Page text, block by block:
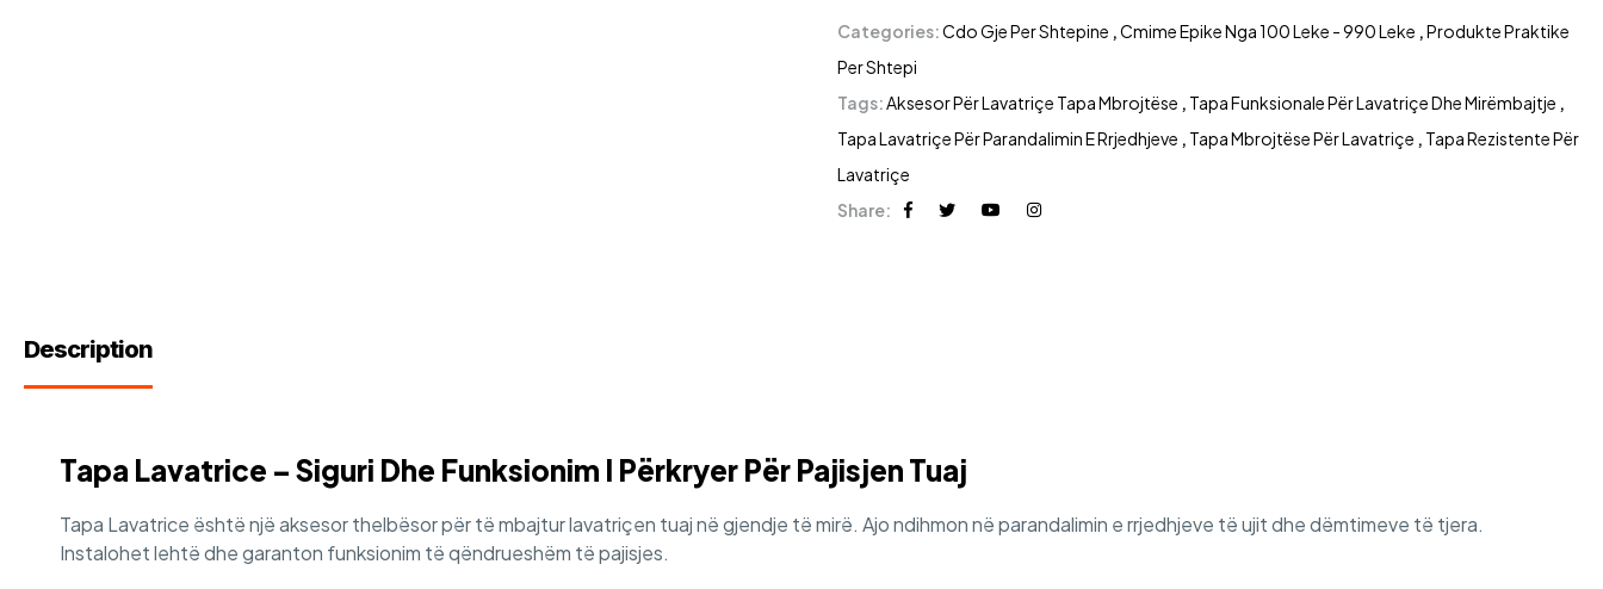
Categories:Cdo Gje Per Shtepine ,Cmime Epike Nga 100 Leke - 990 Leke ,Produkte Praktike
Per Shtepi
Tags:Aksesor Për Lavatriçe Tapa Mbrojtëse , Tapa Funksionale Për Lavatriçe Dhe Mirëmbajtje ,
Tapa Lavatriçe Për Parandalimin E Rrjedhjeve , Tapa Mbrojtëse Për Lavatriçe , Tapa Rezistente Për
Lavatriçe
Share:
Description
Tapa Lavatrice – Siguri Dhe Funksionim I Përkryer Për Pajisjen Tuaj
Tapa Lavatrice është një aksesor thelbësor për të mbajtur lavatriçen tuaj në gjendje të mirë. Ajo ndihmon në parandalimin e rrjedhjeve të ujit dhe dëmtimeve të tjera.
Instalohet lehtë dhe garanton funksionim të qëndrueshëm të pajisjes.